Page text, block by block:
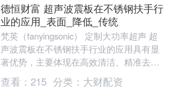
德恒财富 超声波震板在不锈钢扶手行
业的应用_表面_降低_传统
梵英（fanyingsonic） 定制大功率超声 超
声波震板在不锈钢扶手行业的应用具有显
著优势，主要体现在高效清洁、精准去
污、保护材质和适应复杂结构等方面。
高....
查看： 215 分类： 大财配资